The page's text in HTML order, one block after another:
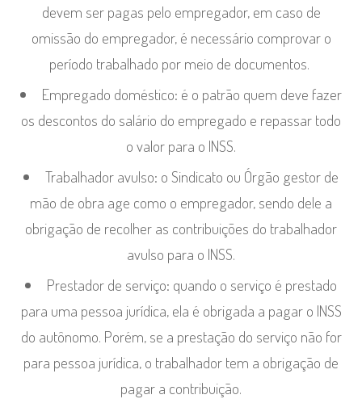
devem ser pagas pelo empregador, em caso de
omissão do empregador, é necessário comprovar o
período trabalhado por meio de documentos.
Empregado doméstico: é o patrão quem deve fazer
os descontos do salário do empregado e repassar todo
o valor para o INSS.
Trabalhador avulso: o Sindicato ou Órgão gestor de
mão de obra age como o empregador, sendo dele a
obrigação de recolher as contribuições do trabalhador
avulso para o INSS.
Prestador de serviço: quando o serviço é prestado
para uma pessoa jurídica, ela é obrigada a pagar o INSS
do autônomo. Porém, se a prestação do serviço não for
para pessoa jurídica, o trabalhador tem a obrigação de
pagar a contribuição.